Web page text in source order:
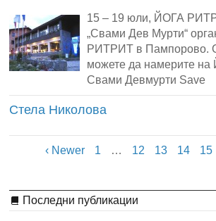
15 – 19 юли, ЙОГА
„Свами Дев Мурти“
РИТРИТ в Пампорово.
можете да намерите на
Свами Девмурти Save
Стела Николова
‹ Newer 1 … 12 13 14 15
Последни публикации